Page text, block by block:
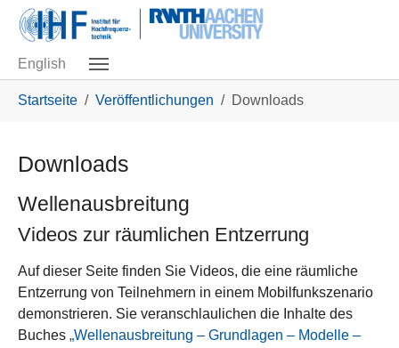
Skip to main navigation
Zum Hauptinhalt springen
Skip to page footer
English
Startseite Veröffentlichungen Downloads
Downloads
Wellenausbreitung
Videos zur räumlichen Entzerrung
Auf dieser Seite finden Sie Videos, die eine räumliche
Entzerrung von Teilnehmern in einem Mobilfunkszenario
demonstrieren. Sie veranschlaulichen die Inhalte des
Buches „Wellenausbreitung – Grundlagen – Modelle –